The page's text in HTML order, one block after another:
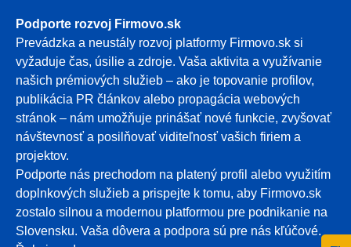
Podporte rozvoj Firmovo.sk
Prevádzka a neustály rozvoj platformy Firmovo.sk si
vyžaduje čas, úsilie a zdroje. Vaša aktivita a využívanie
našich prémiových služieb – ako je topovanie profilov,
publikácia PR článkov alebo propagácia webových
stránok – nám umožňuje prinášať nové funkcie, zvyšovať
návštevnosť a posilňovať viditeľnosť vašich firiem a
projektov.
Podporte nás prechodom na platený profil alebo využitím
doplnkových služieb a prispejte k tomu, aby Firmovo.sk
zostalo silnou a modernou platformou pre podnikanie na
Slovensku. Vaša dôvera a podpora sú pre nás kľúčové.